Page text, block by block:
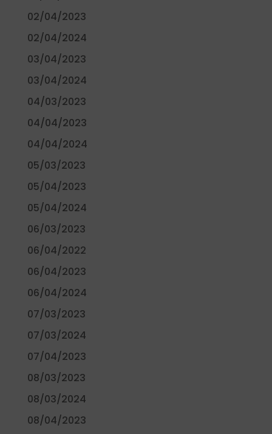
02/04/2023
02/04/2024
03/04/2023
03/04/2024
04/03/2023
04/04/2023
04/04/2024
05/03/2023
05/04/2023
05/04/2024
06/03/2023
06/04/2022
06/04/2023
06/04/2024
07/03/2023
07/03/2024
07/04/2023
08/03/2023
08/03/2024
08/04/2023